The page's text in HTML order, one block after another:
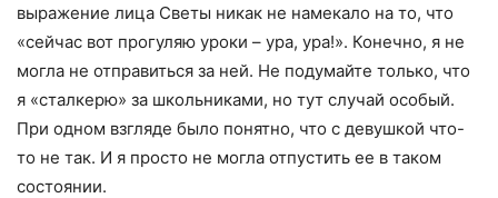
выражение лица Светы никак не намекало на то, что
«сейчас вот прогуляю уроки – ура, ура!». Конечно, я не
могла не отправиться за ней. Не подумайте только, что
я «сталкерю» за школьниками, но тут случай особый.
При одном взгляде было понятно, что с девушкой что-
то не так. И я просто не могла отпустить ее в таком
состоянии.